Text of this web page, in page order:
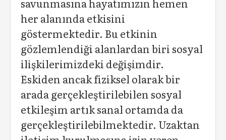
savunmasına hayatımızın hemen
her alanında etkisini
göstermektedir. Bu etkinin
gözlemlendiği alanlardan biri sosyal
ilişkilerimizdeki değişimdir.
Eskiden ancak fiziksel olarak bir
arada gerçekleştirilebilen sosyal
etkileşim artık sanal ortamda da
gerçekleştirilebilmektedir. Uzaktan